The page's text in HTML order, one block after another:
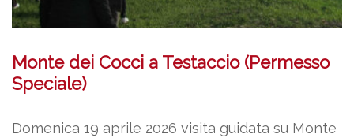
Monte dei Cocci a Testaccio (Permesso
Speciale)
Domenica 19 aprile 2026 visita guidata su Monte